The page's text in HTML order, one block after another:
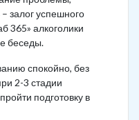
залог успешного
365» алкоголики
беседы.
спокойно, без
2-3 стадии
подготовку в